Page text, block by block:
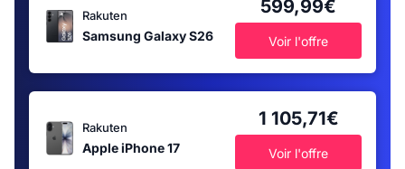
Rakuten
Samsung Galaxy S26
599,99€
Voir l'offre
Rakuten
Apple iPhone 17
1 105,71€
Voir l'offre